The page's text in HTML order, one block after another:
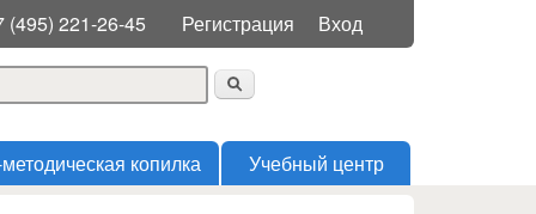
Меню пользователя
Регистрация Вход
(495) 221-26-45
копилка Учебный центр